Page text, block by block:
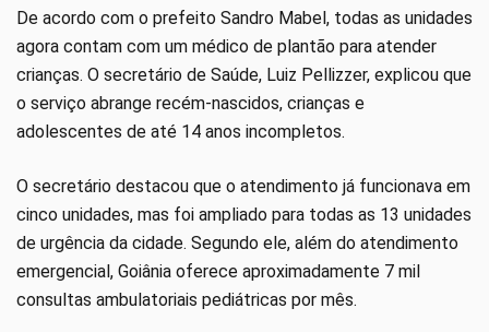
De acordo com o prefeito Sandro Mabel, todas as unidades
agora contam com um médico de plantão para atender
crianças. O secretário de Saúde, Luiz Pellizzer, explicou que
o serviço abrange recém-nascidos, crianças e
adolescentes de até 14 anos incompletos.
O secretário destacou que o atendimento já funcionava em
cinco unidades, mas foi ampliado para todas as 13 unidades
de urgência da cidade. Segundo ele, além do atendimento
emergencial, Goiânia oferece aproximadamente 7 mil
consultas ambulatoriais pediátricas por mês.